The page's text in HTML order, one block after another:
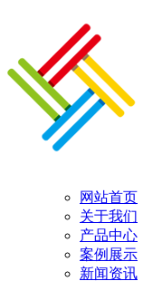
网站首页
关于我们
产品中心
案例展示
新闻资讯